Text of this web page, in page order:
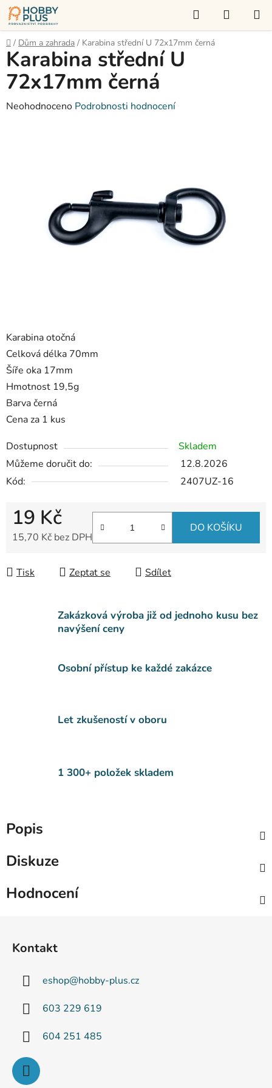
Přejít
na
obsah
Hledat
KOŠÍK
Domů
/ Dům a zahrada / Karabina střední U 72x17mm černá
Karabina otočná
Celková délka 70mm
Šíře oka 17mm
Hmotnost 19,5g
Barva černá
Cena za 1 kus
Dostupnost
Skladem
Můžeme doručit do:
12.8.2026
Kód:
2407UZ-16
19 Kč
15,70 Kč bez DPH
DO KOŠÍKU
Tisk Zeptat se Sdílet
Karabina střední U
72x17mm černá
Průměrné
Neohodnoceno Podrobnosti hodnocení
Zakázková výroba již od jednoho kusu bez
navýšení ceny
Osobní přístup ke každé zakázce
Let zkušeností v oboru
1 300+ položek skladem
Popis
Diskuze
Hodnocení
Kontakt
eshop@hobby-plus.cz
603 229 619
604 251 485